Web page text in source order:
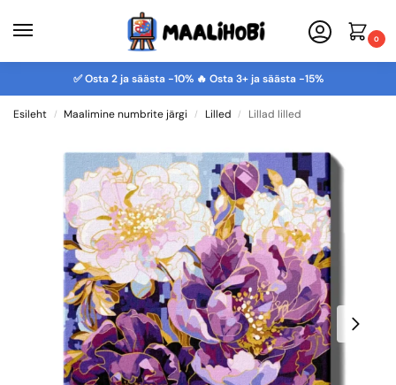
0
✅ Osta 2 ja säästa -10% 🔥 Osta 3+ ja säästa -15%
Esileht / Maalimine numbrite järgi / Lilled / Lillad lilled